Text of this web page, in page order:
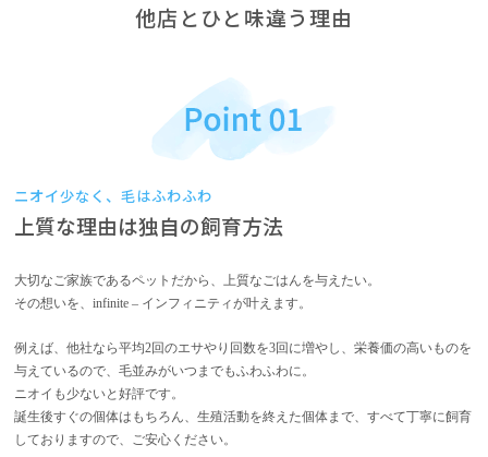
他店とひと味違う理由
ニオイ少なく、毛はふわふわ
上質な理由は独自の飼育方法
大切なご家族であるペットだから、上質なごはんを与えたい。
その想いを、infinite – インフィニティが叶えます。
例えば、他社なら平均2回のエサやり回数を3回に増やし、栄養価の高いものを
与えているので、毛並みがいつまでもふわふわに。
ニオイも少ないと好評です。
誕生後すぐの個体はもちろん、生殖活動を終えた個体まで、すべて丁寧に飼育
しておりますので、ご安心ください。